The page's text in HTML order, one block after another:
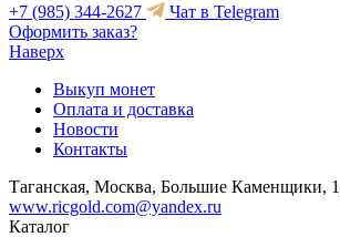
+7 (985) 344-2627
Чат в Telegram
Оформить заказ?
Наверх
Выкуп монет
Оплата и доставка
Новости
Контакты
Таганская, Москва, Большие Каменщики,
www.ricgold.com@yandex.ru
Каталог